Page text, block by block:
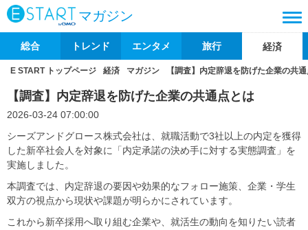
マガジン
総合 トレンド エンタメ 旅行 経済
E START トップページ 経済 マガジン 【調査】内定辞退を防げた企業の共
【調査】内定辞退を防げた企業の共通点とは
2026-03-24 07:00:00
シーズアンドグロース株式会社は、就職活動で3社以上の内定を獲得
した新卒社会人を対象に「内定承諾の決め手に対する実態調査」を
実施しました。
本調査では、内定辞退の要因や効果的なフォロー施策、企業・学生
双方の視点から現状や課題が明らかにされています。
これから新卒採用へ取り組む企業や、就活生の動向を知りたい読者